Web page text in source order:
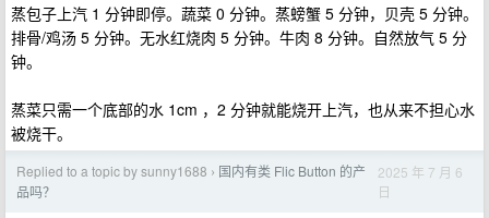
蒸包子上汽 1 分钟即停。蔬菜 0 分钟。蒸螃蟹 5 分钟，贝壳 5 分钟。
排骨/鸡汤 5 分钟。无水红烧肉 5 分钟。牛肉 8 分钟。自然放气 5 分
钟。
蒸菜只需一个底部的水 1cm ，2 分钟就能烧开上汽，也从来不担心水
被烧干。
Replied to a topic by sunny1688 › 国内有类 Flic Button 的产
品吗？
2025 年 7 月 6
日